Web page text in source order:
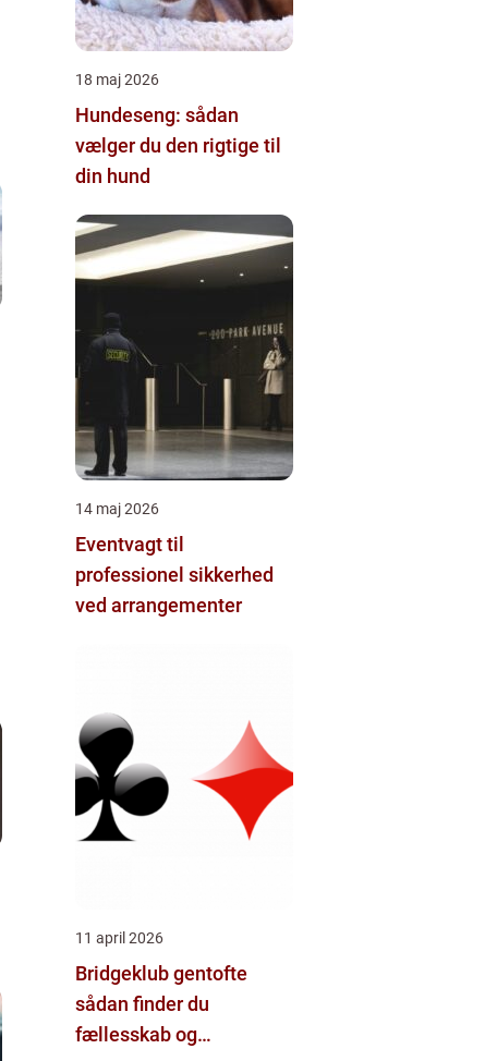
18 maj 2026
Hundeseng: sådan
vælger du den rigtige til
din hund
14 maj 2026
Eventvagt til
professionel sikkerhed
ved arrangementer
11 april 2026
Bridgeklub gentofte
sådan finder du
fællesskab og